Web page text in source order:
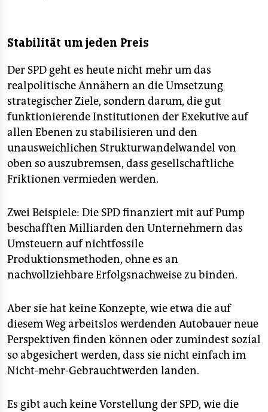
Stabilität um jeden Preis
Der SPD geht es heute nicht mehr um das
realpolitische Annähern an die Umsetzung
strategischer Ziele, sondern darum, die gut
funktionierende Institutionen der Exekutive auf
allen Ebenen zu stabilisieren und den
unausweichlichen Strukturwandelwandel von
oben so auszubremsen, dass gesellschaftliche
Friktionen vermieden werden.
Zwei Beispiele: Die SPD finanziert mit auf Pump
beschafften Milliarden den Unternehmern das
Umsteuern auf nichtfossile
Produktionsmethoden, ohne es an
nachvollziehbare Erfolgsnachweise zu binden.
Aber sie hat keine Konzepte, wie etwa die auf
diesem Weg arbeitslos werdenden Autobauer neue
Perspektiven finden können oder zumindest sozial
so abgesichert werden, dass sie nicht einfach im
Nicht-mehr-Gebrauchtwerden landen.
Es gibt auch keine Vorstellung der SPD, wie die